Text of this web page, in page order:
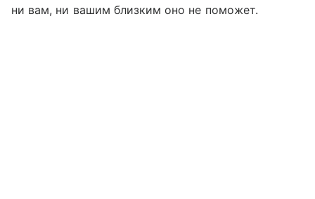
ни вам, ни вашим близким оно не поможет.